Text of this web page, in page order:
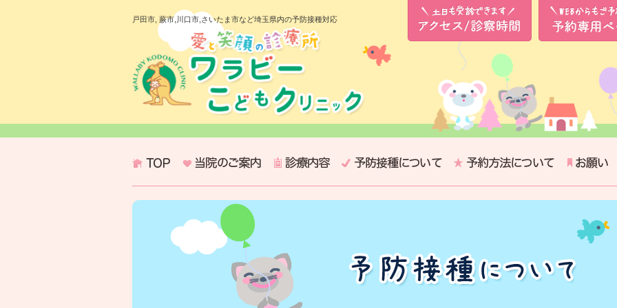
戸田市, 蕨市,川口市,さいたま市など埼玉県内の予防接種対応